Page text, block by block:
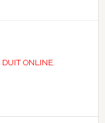
DUIT ONLINE,